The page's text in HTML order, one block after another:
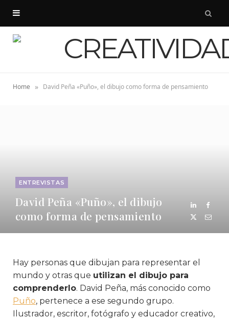
Home » David Peña «Puño», el dibujo como forma de pensamiento
ENTREVISTAS
David Peña «Puño», el dibujo
como forma de pensamiento
Hay personas que dibujan para representar el
mundo y otras que utilizan el dibujo para
comprenderlo. David Peña, más conocido como
Puño, pertenece a ese segundo grupo.
Ilustrador, escritor, fotógrafo y educador creativo,